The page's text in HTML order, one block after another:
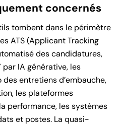
concernés
tombent dans le périmètre
ATS (Applicant Tracking
des candidatures,
par IA générative, les
entretiens d’embauche,
les plateformes
performance, les systèmes
et postes. La quasi-